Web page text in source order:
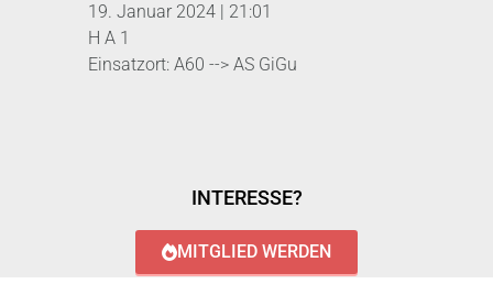
19. Januar 2024 | 21:01
H A 1
Einsatzort: A60 --> AS GiGu
INTERESSE?
MITGLIED WERDEN